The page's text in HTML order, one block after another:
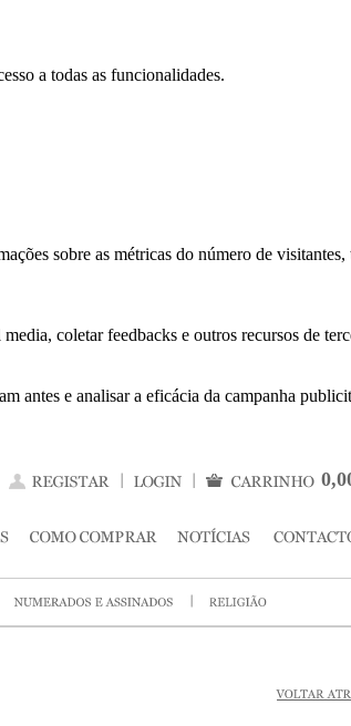
a todas as funcionalidades.
sobre as métricas do número de
coletar feedbacks e outros recursos de
antes e analisar a eficácia da campanha